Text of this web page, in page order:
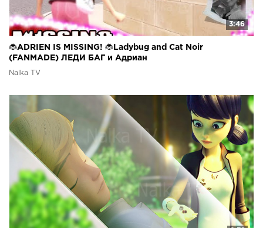
3:46
🐞ADRIEN IS MISSING! 🐞Ladybug and Cat Noir
(FANMADE) ЛЕДИ БАГ и Адриан
Nalka TV